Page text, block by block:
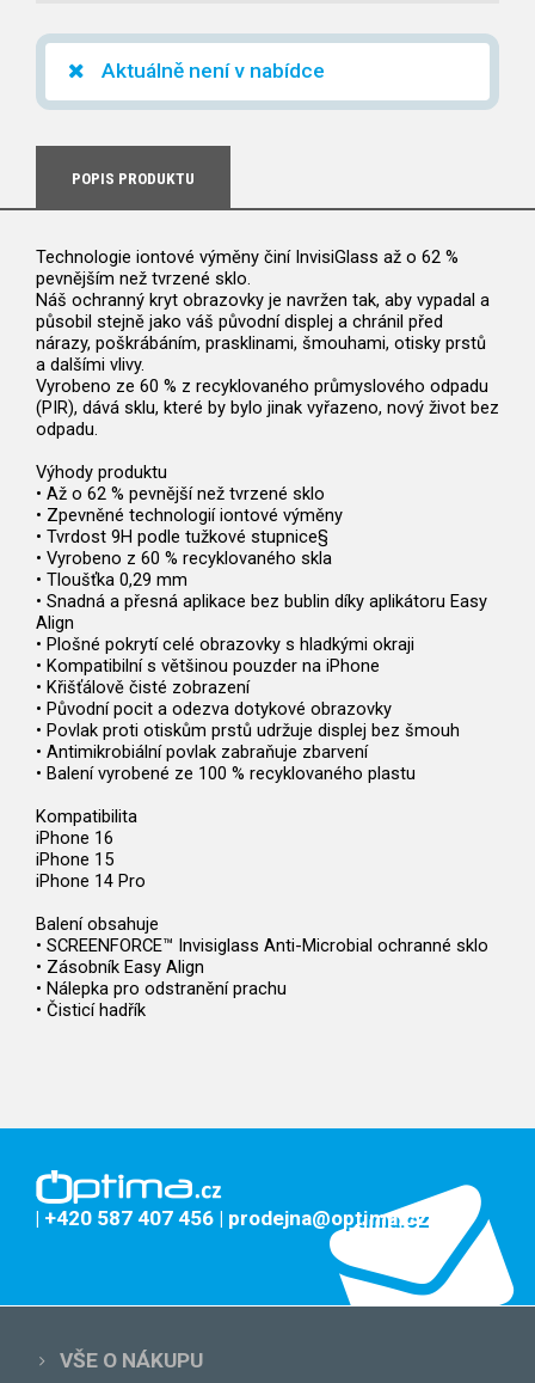
Aktuálně není v nabídce
POPIS PRODUKTU
Technologie iontové výměny činí InvisiGlass až o 62 %
pevnějším než tvrzené sklo.
Náš ochranný kryt obrazovky je navržen tak, aby vypadal a
působil stejně jako váš původní displej a chránil před
nárazy, poškrábáním, prasklinami, šmouhami, otisky prstů
a dalšími vlivy.
Vyrobeno ze 60 % z recyklovaného průmyslového odpadu
(PIR), dává sklu, které by bylo jinak vyřazeno, nový život bez
odpadu.
Výhody produktu
• Až o 62 % pevnější než tvrzené sklo
• Zpevněné technologií iontové výměny
• Tvrdost 9H podle tužkové stupnice§
• Vyrobeno z 60 % recyklovaného skla
• Tloušťka 0,29 mm
• Snadná a přesná aplikace bez bublin díky aplikátoru Easy
Align
• Plošné pokrytí celé obrazovky s hladkými okraji
• Kompatibilní s většinou pouzder na iPhone
• Křišťálově čisté zobrazení
• Původní pocit a odezva dotykové obrazovky
• Povlak proti otiskům prstů udržuje displej bez šmouh
• Antimikrobiální povlak zabraňuje zbarvení
• Balení vyrobené ze 100 % recyklovaného plastu
Kompatibilita
iPhone 16
iPhone 15
iPhone 14 Pro
Balení obsahuje
• SCREENFORCE™ Invisiglass Anti-Microbial ochranné sklo
• Zásobník Easy Align
• Nálepka pro odstranění prachu
• Čisticí hadřík
| +420 587 407 456 | prodejna@optima.cz
VŠE O NÁKUPU